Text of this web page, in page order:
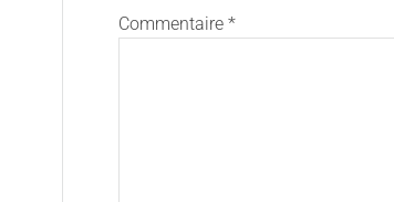
Commentaire *